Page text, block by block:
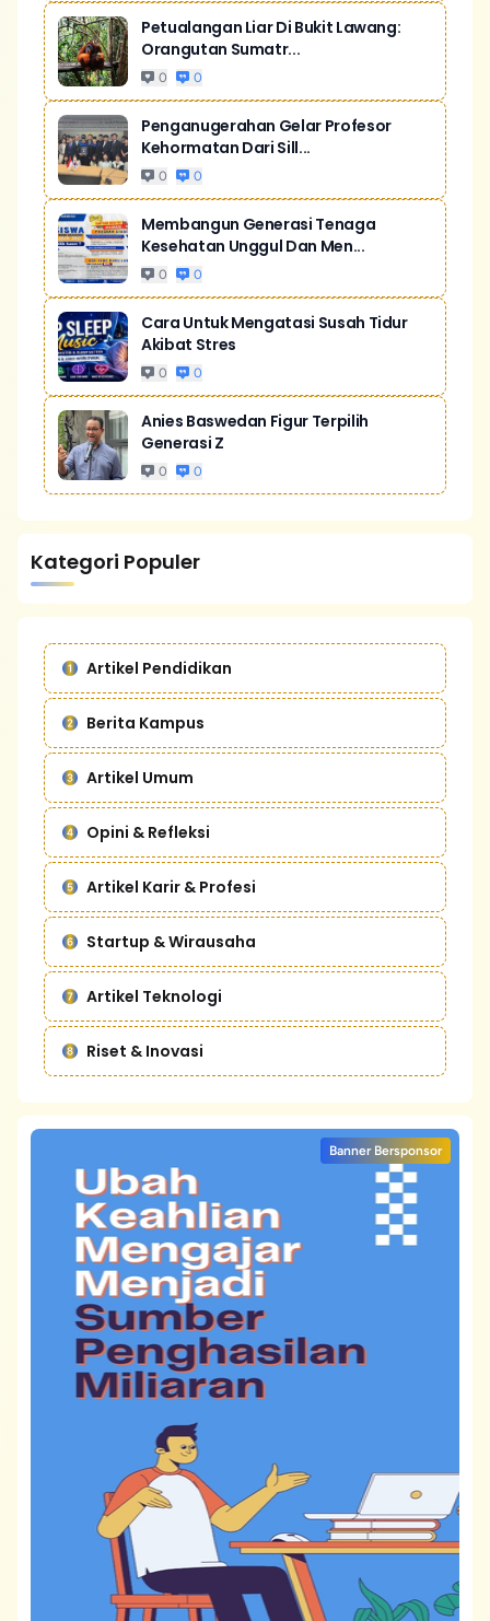
Petualangan Liar Di Bukit Lawang:
Orangutan Sumatr...
0 0
Penganugerahan Gelar Profesor
Kehormatan Dari Sill...
0 0
Membangun Generasi Tenaga
Kesehatan Unggul Dan Men...
0 0
Cara Untuk Mengatasi Susah Tidur
Akibat Stres
0 0
Anies Baswedan Figur Terpilih
Generasi Z
0 0
Kategori Populer
Artikel Pendidikan
Berita Kampus
Artikel Umum
Opini & Refleksi
Artikel Karir & Profesi
Startup & Wirausaha
Artikel Teknologi
Riset & Inovasi
Banner Bersponsor